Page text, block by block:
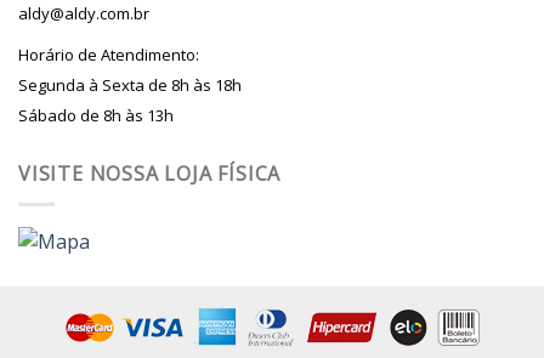
aldy@aldy.com.br
Horário de Atendimento:
Segunda à Sexta de 8h às 18h
Sábado de 8h às 13h
VISITE NOSSA LOJA FÍSICA